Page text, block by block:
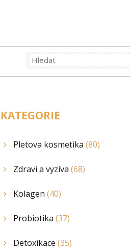
KATEGORIE
Pletova kosmetika (80)
Zdravi a vyziva (68)
Kolagen (40)
Probiotika (37)
Detoxikace (35)